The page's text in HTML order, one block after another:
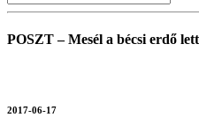
POSZT – Mesél a bécsi erdő
2017-06-17